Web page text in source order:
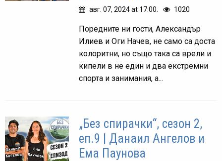
авг. 07, 2024 at 17:00. 1020
Поредните ни гости, Александър
Илиев и Оги Начев, не само са доста
колоритни, но също така са врели и
кипели в не един и два екстремни
спорта и занимания, а...
„Без спирачки“, сезон 2,
еп.9 | Данаил Ангелов и
Ема Паунова